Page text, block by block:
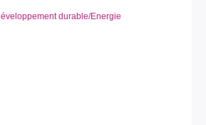
durable/Energie